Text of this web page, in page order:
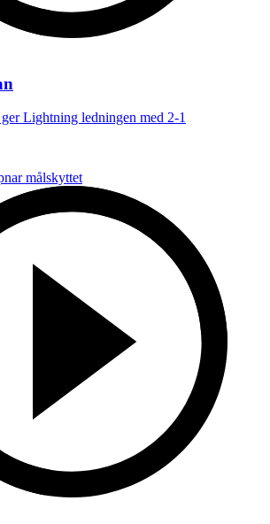
Lightning ledningen med 2-1